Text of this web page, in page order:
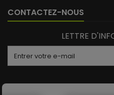
CONTACTEZ-NOUS
LETTRE